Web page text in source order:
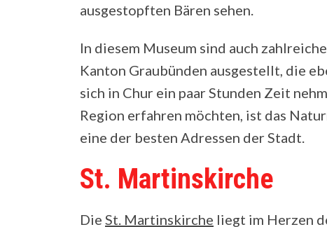
ausgestopften Bären sehen.
In diesem Museum sind auch
Kanton Graubünden ausgestellt, die
sich in Chur ein paar Stunden Zeit
Region erfahren möchten, ist das
eine der besten Adressen der Stadt.
St. Martinskirche
Die St. Martinskirche liegt im Herzen